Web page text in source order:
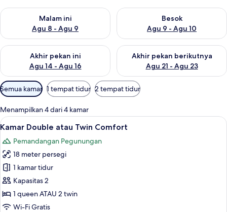
Malam ini
Agu 8 - Agu 9
Periksa ketersediaan untuk malam ini Agu 8 - Agu 9
Besok
Agu 9 - Agu 10
Periksa ketersediaan untuk
Akhir pekan ini
Agu 14 - Agu 16
Periksa ketersediaan untuk akhir pekan ini Agu 14 - Agu 16
Akhir pekan berikutnya
Agu 21 - Agu 23
Periksa ketersediaan untuk
Filter
tersedia
untuk
kamar
Semua kamar 1 tempat tidur 2 tempat tidur
Menampilkan 4 dari 4 kamar
Lihat
semua
foto
untuk
Kamar
Double
atau
Twin
Kamar Double atau Twin Comfort | 1
5
Kamar Double atau Twin Comfort
Pemandangan Pegunungan
18 meter persegi
1 kamar tidur
Kapasitas 2
1 queen ATAU 2 twin
Wi-Fi Gratis